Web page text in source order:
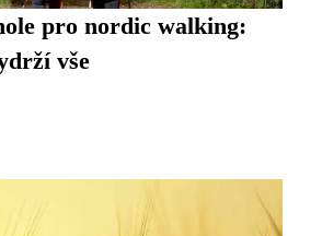
pro nordic walking:
vše